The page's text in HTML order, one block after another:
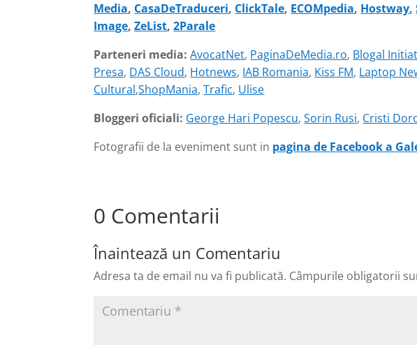
Media, CasaDeTraduceri, ClickTale, ECOMpedia, Hostway,
Image,ZeList,2Parale
Parteneri media:AvocatNet, PaginaDeMedia.ro, Blogal
Presa, DAS Cloud, Hotnews, IAB Romania, Kiss FM, Laptop
Cultural,ShopMania,Trafic, Ulise
Bloggeri oficiali: George Hari Popescu,Sorin Rusi, Cristi
Fotografii de la eveniment sunt in pagina de Facebook a
0 Comentarii
Înaintează un Comentariu
Adresa ta de email nu va fi publicată. Câmpurile obligatorii